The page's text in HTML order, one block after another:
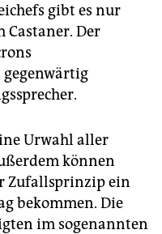
gibt es nur
Castaner. Der
Urwahl aller
können
Zufallsprinzip ein
bekommen. Die
im sogenannten